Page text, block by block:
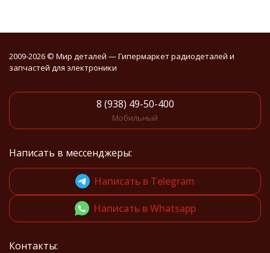
2009-2026 © Мир деталей — Гипермаркет радиодеталей и
запчастей для электроники
8 (938) 49-50-400
Мобильный
Написать в мессенджеры:
Написать в Telegram
Написать в Whatsapp
Контакты: